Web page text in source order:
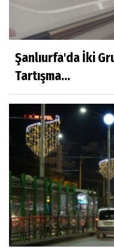
Şanlıurfa'da İki
Tartışma...